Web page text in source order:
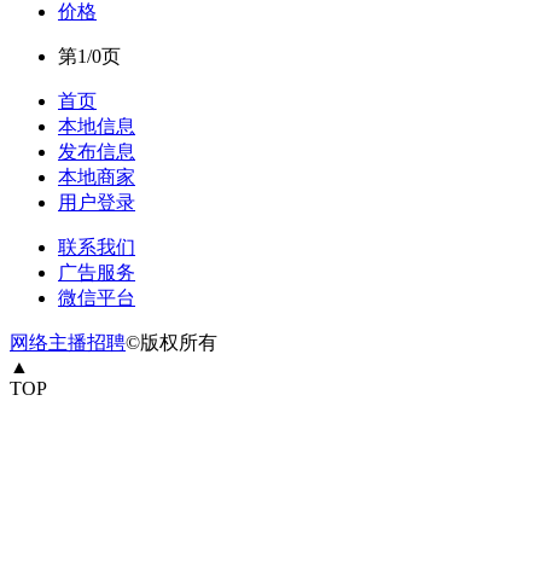
价格
第1/0页
首页
本地信息
发布信息
本地商家
用户登录
联系我们
广告服务
微信平台
网络主播招聘©版权所有
▲
TOP